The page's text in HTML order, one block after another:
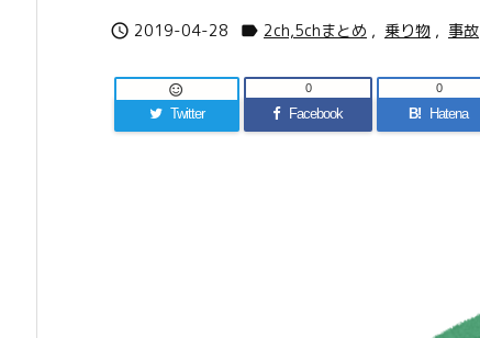
 2019-04-28  2ch,5chまとめ , 乗り物 , 事故
Twitter

Facebook
0
B! Hatena
0